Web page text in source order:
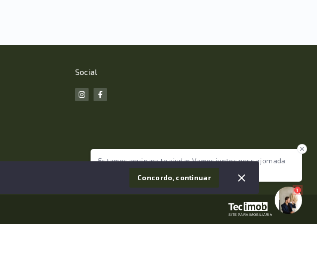
Estamos aqui para te ajudar. Vamos juntos nessa jornada
tão importante da sua vida?
1
Social
SITE PARA IMOBILIARIA
Concordo, continuar